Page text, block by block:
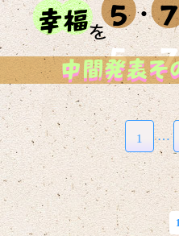
幸福を
５・
中間発表そ
1 …